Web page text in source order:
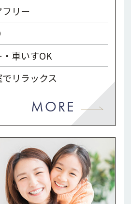
リー
車いすOK
リラックス
MORE